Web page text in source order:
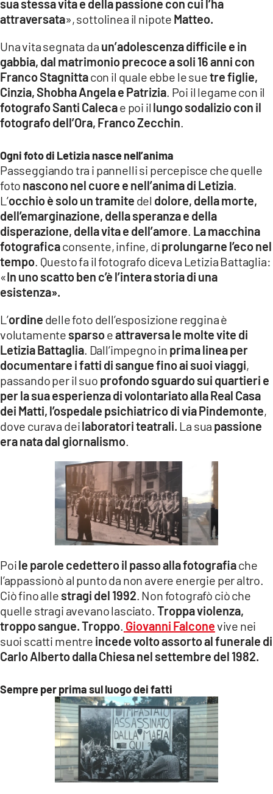
sua stessa vita e della passione con cui l’ha
attraversata», sottolinea il nipote Matteo.
Una vita segnata da un’adolescenza difficile e in
gabbia, dal matrimonio precoce a soli 16 anni con
Franco Stagnittacon il quale ebbe le suetre figlie,
Cinzia, Shobha Angela e Patrizia. Poi il legame con il
fotografo Santi Calecae poi il lungo sodalizio con il
fotografo dell’Ora, Franco Zecchin.
Ogni foto di Letizia nasce nell’anima
Passeggiando tra i pannelli si percepisce che quelle
foto nascono nel cuore e nell’anima di Letizia.
L’occhio è solo un tramite del dolore, della morte,
dell’emarginazione, della speranza e della
disperazione, della vita e dell’amore. La macchina
fotograficaconsente, infine, diprolungarne l’eco nel
tempo. Questo fa il fotografo diceva Letizia Battaglia:
«In uno scatto ben c’è l’intera storia di una
esistenza».
L’ordine delle foto dell’esposizione reggina è
volutamente sparsoeattraversa le molte vite di
Letizia Battaglia. Dall’impegno in prima linea per
documentare i fatti di sangue fino ai suoi viaggi,
passando per il suo profondo sguardo sui quartieri e
per la sua esperienza di volontariato alla Real Casa
dei Matti, l’ospedale psichiatrico di via Pindemonte,
dove curava deilaboratori teatrali. La sua passione
era nata dal giornalismo.
Poile parole cedettero il passo alla fotografiache
l’appassionò al punto da non avere energie per altro.
Ciò fino alle stragi del 1992 . Non fotografò ciò che
quelle stragi avevano lasciato. Troppa violenza,
troppo sangue. Troppo Giovanni Falconevive nei
suoi scatti mentre incede volto assorto al funerale di
Carlo Alberto dalla Chiesa nel settembre del 1982.
Sempre per prima sul luogo dei fatti